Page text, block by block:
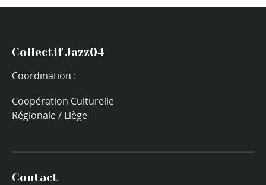
Collectif Jazz04
Coordination :
Coopération Culturelle
Régionale / Liège
Contact